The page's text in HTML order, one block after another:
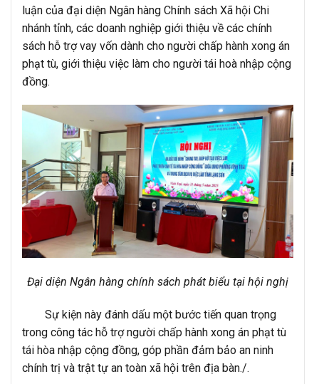
luận của đại diện Ngân hàng Chính sách Xã hội Chi
nhánh tỉnh, các doanh nghiệp giới thiệu về các chính
sách hỗ trợ vay vốn dành cho người chấp hành xong án
phạt tù, giới thiệu việc làm cho người tái hoà nhập cộng
đồng.
Đại diện Ngân hàng chính sách phát biểu tại hội nghị
Sự kiện này đánh dấu một bước tiến quan trọng
trong công tác hỗ trợ người chấp hành xong án phạt tù
tái hòa nhập cộng đồng, góp phần đảm bảo an ninh
chính trị và trật tự an toàn xã hội trên địa bàn./.